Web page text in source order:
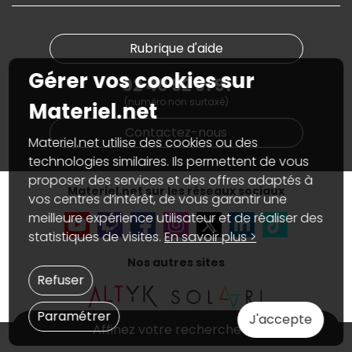
Affinez votre recherche
PC sur mesure : Votre RDV personnalisé
Materiel.net recrute
Notre programme d'affiliation
Partenariat & Sponsoring
Nos marques
Conditions générales de vente
Marketplace
Informations légales
Données personnellesetcookies
Gérer vos cookies
Accessibilité : non conforme
Rubrique d'aide
02 40 92 91 91
(numéro non surtaxé)
Contactez-nous
Materiel.net sur les réseaux sociaux
Nos autres sites
Gérer vos cookies sur
Materiel.net
Materiel.net utilise des cookies ou des
technologies similaires. Ils permettent de vous
proposer des services et des offres adaptés à
vos centres d’intérêt, de vous garantir une
meilleure expérience utilisateur et de réaliser des
statistiques de visites.En savoir plus >
J'accepte
Paramétrer
Refuser